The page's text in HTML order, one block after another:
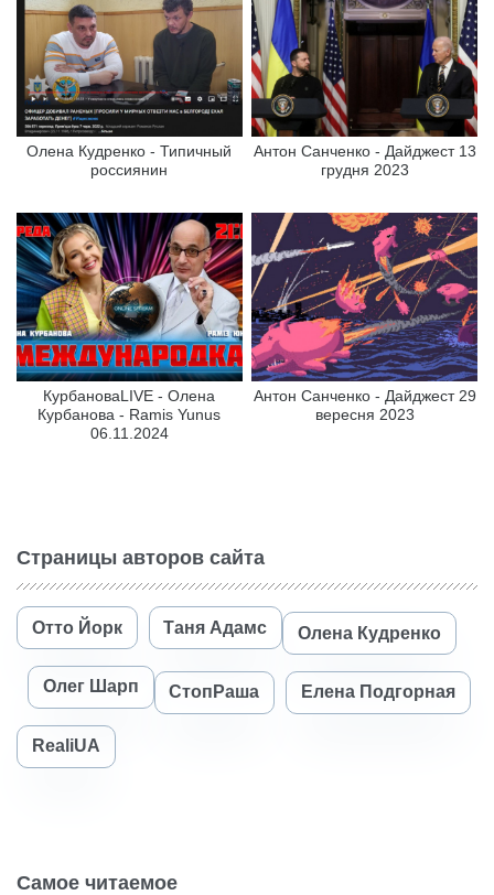
Олена Кудренко - Типичный
россиянин
Антон Санченко - Дайджест 13
грудня 2023
КурбановаLIVE - Олена
Курбанова - Ramis Yunus
06.11.2024
Антон Санченко - Дайджест 29
вересня 2023
Страницы авторов сайта
Отто Йорк Таня Адамс Олена Кудренко
Олег Шарп СтопРаша Елена Подгорная
RealiUA
Самое читаемое